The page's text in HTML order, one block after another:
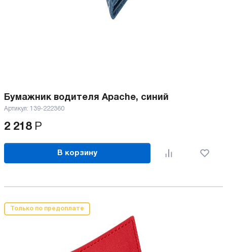
Бумажник водителя Apache, синий
Артикул: 139-222360
2 218 Р
В корзину
Только по предоплате